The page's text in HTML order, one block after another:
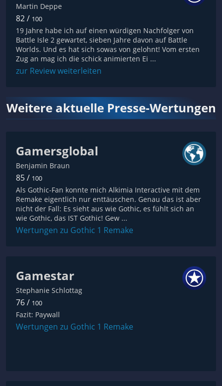
Martin Deppe
82 / 100
19 Jahre habe ich auf einen würdigen Nachfolger von
Battle Isle 2 gewartet, sieben Jahre davon auf Battle
Worlds. Und es hat sich sowas von gelohnt! Vom ersten
Zug an mag ich die schick animierten Ei ...
zur Review weiterleiten
Weitere aktuelle Presse-Wertungen
Gamersglobal
Benjamin Braun
85 / 100
Als Gothic-Fan konnte mich Alkimia Interactive mit dem
Remake eigentlich nur enttäuschen. Genau das ist aber
nicht der Fall: Es sieht aus wie Gothic, es fühlt sich an
wie Gothic, das IST Gothic! Gew ...
Wertungen zu Gothic 1 Remake
Gamestar
Stephanie Schlottag
76 / 100
Fazit: Paywall
Wertungen zu Gothic 1 Remake